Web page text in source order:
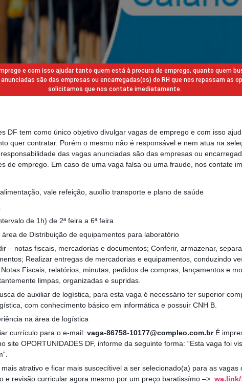
e com isso ajudar tanto quem está à procura de emprego, quanto quem
são das empresas ou encarregadas(os) do RH que nos repassam as
solicitamos que nos contate imediatamente.
DF tem como único objetivo divulgar vagas de emprego e com isso
quer contratar. Porém o mesmo não é responsável e nem atua na
das vagas anunciadas são das empresas ou
de emprego. Em caso de uma vaga falsa ou uma fraude, nos contate
vale refeição, auxílio transporte e plano de saúde
de 1h) de 2ª feira a 6ª feira
de Distribuição de equipamentos para laboratório
– notas fiscais, mercadorias e documentos; Conferir, armazenar,
Realizar entregas de mercadorias e equipamentos, conduzindo
Fiscais, relatórios, minutas, pedidos de compras, lançamentos e
limpas, organizadas e supridas.
de auxiliar de logística, para esta vaga é necessário ter superior
com conhecimento básico em informática e possuir CNH B.
na área de logística
currículo para o e-mail: vaga-86758-10177@compleo.com.brÉ
site OPORTUNIDADES DF, informe da seguinte forma: “Esta vaga foi
atrativo e ficar mais suscecítivel a ser selecionado(a) para as vagas
e revisão curricular agora mesmo por um preço baratissímo –>